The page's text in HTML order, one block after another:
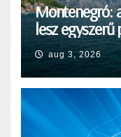
Montenegró:
lesz egyszerű
aug 3, 2026